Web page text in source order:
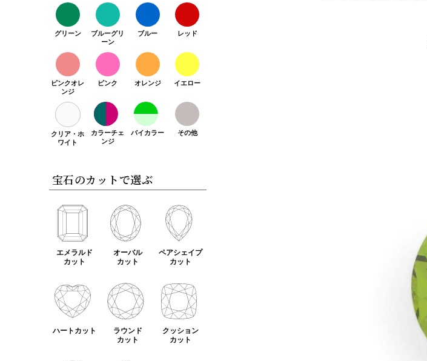
グリーン
ブルーグリ
ーン
ブルー レッド
ピンクオレ
ンジ
ピンク オレンジ イエロー
クリア・ホ
ワイト
カラーチェ
ンジ
バイカラー その他
宝石のカットで選ぶ
エメラルド
カット
オーバル
カット
ペアシェイプ
カット
ハートカット
ラウンド
カット
クッション
カット